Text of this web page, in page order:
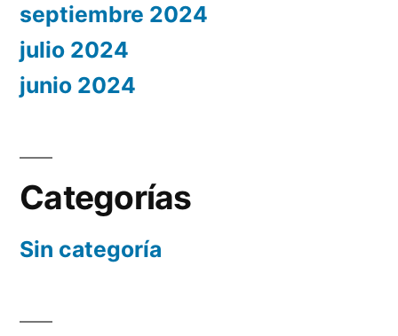
septiembre 2024
julio 2024
junio 2024
Categorías
Sin categoría